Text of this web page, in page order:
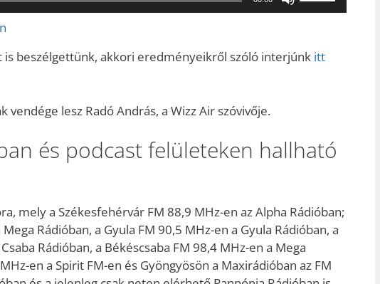
hangerő
csökkentéséhez
használni.
is beszélgettünk, akkori eredményeikről szóló interjúnk itt
lesz Radó András, a Wizz Air szóvivője.
és podcast felületeken hallható
mely a Székesfehérvár FM 88,9 MHz-en az Alpha Rádióban;
Rádióban, a Gyula FM 90,5 MHz-en a Gyula Rádióban, a
Rádióban, a Békéscsaba FM 98,4 MHz-en a Mega
en a Spirit FM-en és Gyöngyösön a Maxirádióban az FM